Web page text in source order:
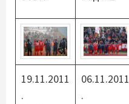
19.11.2011
.
06.11.2011
.